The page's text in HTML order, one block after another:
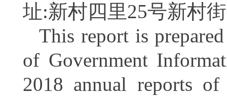
址:新村四里25号新村
This report is
of Government
2018 annual reports